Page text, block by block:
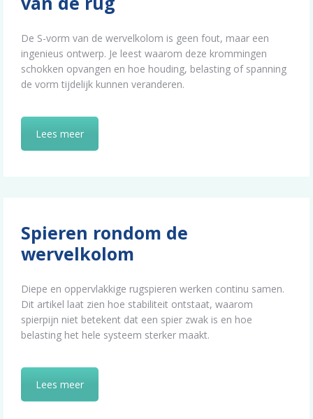
De S-vorm van de wervelkolom is geen fout, maar een
ingenieus ontwerp. Je leest waarom deze krommingen
schokken opvangen en hoe houding, belasting of spanning
de vorm tijdelijk kunnen veranderen.
Lees meer
Spieren rondom de
wervelkolom
Diepe en oppervlakkige rugspieren werken continu samen.
Dit artikel laat zien hoe stabiliteit ontstaat, waarom
spierpijn niet betekent dat een spier zwak is en hoe
belasting het hele systeem sterker maakt.
Lees meer